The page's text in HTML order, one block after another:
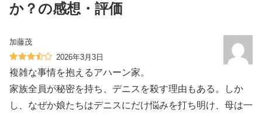
か？の感想・評価
加藤茂
2026年3月3日
複雑な事情を抱えるアハーン家。
家族全員が秘密を持ち、デニスを殺す理由もある。しか
し、なぜか娘たちはデニスにだけ悩みを打ち明け、母は一